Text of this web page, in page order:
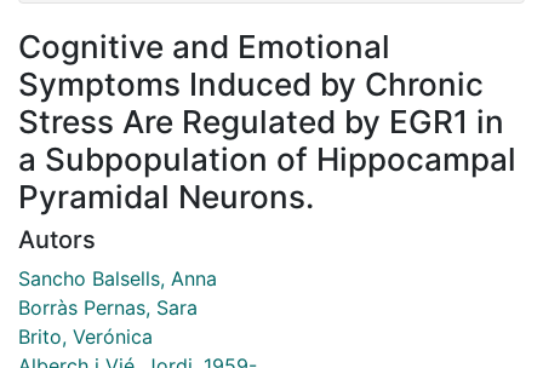
Cognitive and Emotional
Symptoms Induced by Chronic
Stress Are Regulated by EGR1 in
a Subpopulation of Hippocampal
Pyramidal Neurons.
Autors
Sancho Balsells, Anna
Borràs Pernas, Sara
Brito, Verónica